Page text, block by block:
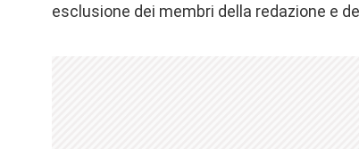
esclusione dei membri della redazione e